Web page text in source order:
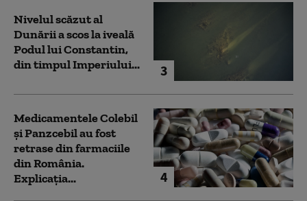
3
Nivelul scăzut al
Dunării a scos la iveală
Podul lui Constantin,
din timpul Imperiului...
4
Medicamentele Colebil
și Panzcebil au fost
retrase din farmaciile
din România.
Explicația...